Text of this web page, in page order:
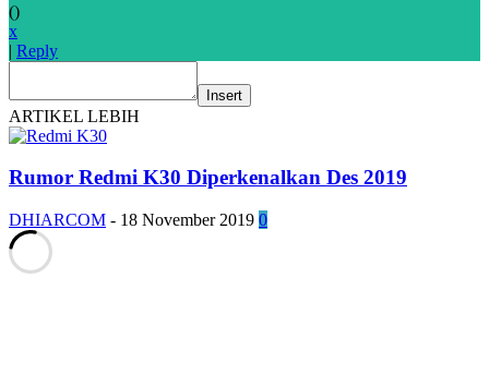
()
x
| Reply
Insert
ARTIKEL LEBIH
Rumor Redmi K30 Diperkenalkan Des 2019
DHIARCOM - 18 November 2019 0